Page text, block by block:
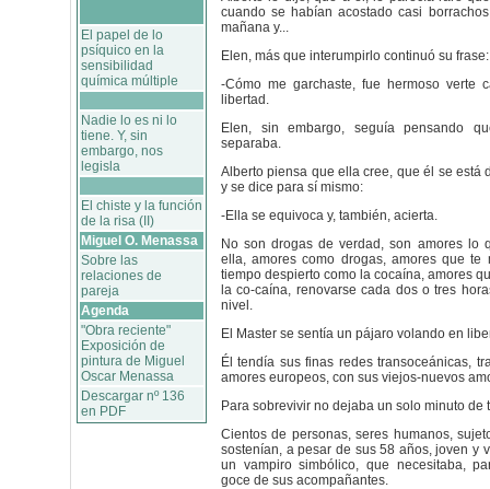
El papel de lo
psíquico en la
sensibilidad
química múltiple
Nadie lo es ni lo
tiene. Y, sin
embargo, nos
legisla
El chiste y la función
de la risa (II)
Miguel O. Menassa
Sobre las
relaciones de
pareja
Agenda
"Obra reciente"
Exposición de
pintura de Miguel
Oscar Menassa
Descargar nº 136
en PDF
cuando se habían acostado casi
mañana y...
Elen, más que interumpirlo continuó su frase:
-Cómo me garchaste, fue hermoso verte
libertad.
Elen, sin embargo, seguía pensando
separaba.
Alberto piensa que ella cree, que él se está
y se dice para sí mismo:
-Ella se equivoca y, también, acierta.
No son drogas de verdad, son amores lo
ella, amores como drogas, amores que te
tiempo despierto como la cocaína, amores
la co-caína, renovarse cada dos o tres
nivel.
El Master se sentía un pájaro volando en
Él tendía sus finas redes transoceánicas,
amores europeos, con sus viejos-nuevos
Para sobrevivir no dejaba un solo minuto de
Cientos de personas, seres humanos,
sostenían, a pesar de sus 58 años, joven y
un vampiro simbólico, que necesitaba,
goce de sus acompañantes.